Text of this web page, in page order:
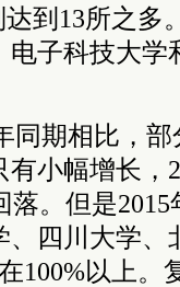
到13所之多
子科技大学
同期相比，
有小幅增长，
落。但是
四川大学、
100%以上。